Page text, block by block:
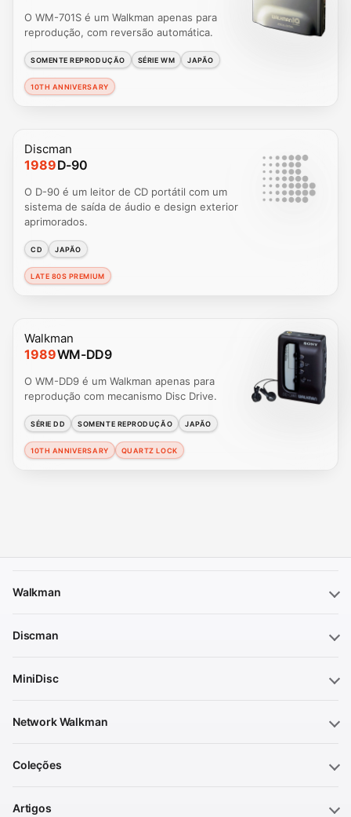
O WM-701S é um Walkman apenas para
reprodução, com reversão automática.
SOMENTE REPRODUÇÃO SÉRIE WM JAPÃO
10TH ANNIVERSARY
Discman
1989D-90
O D-90 é um leitor de CD portátil com um
sistema de saída de áudio e design exterior
aprimorados.
CD JAPÃO
LATE 80S PREMIUM
Walkman
1989WM-DD9
O WM-DD9 é um Walkman apenas para
reprodução com mecanismo Disc Drive.
SÉRIE DD SOMENTE REPRODUÇÃO JAPÃO
10TH ANNIVERSARY QUARTZ LOCK
Walkman
Discman
MiniDisc
Network Walkman
Coleções
Artigos